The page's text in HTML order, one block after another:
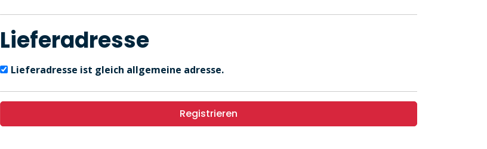
Lieferadresse
Lieferadresse ist gleich allgemeine adresse.
Registrieren